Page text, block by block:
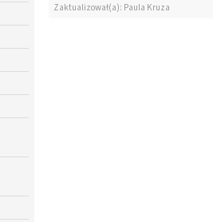
Zaktualizował(a): Paula Kruza